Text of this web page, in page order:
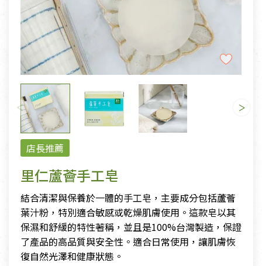
店長推薦
里仁蘆薈手工皂
結合清潔與保養於一體的手工皂，主要成分包括蘆薈
葉汁粉，特別適合敏感或乾燥肌膚使用。這款皂以其
保濕和舒緩的特性著稱，並且是100%台灣製造，保證
了產品的高品質與安全性。適合日常使用，讓肌膚恢
復自然光澤和健康狀態。